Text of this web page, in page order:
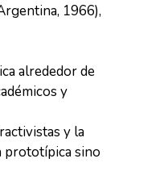
1966),
alrededor de
y
y la
prototípica sino